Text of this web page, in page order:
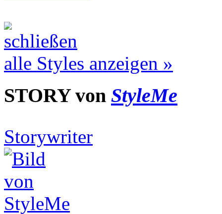
alle Styles anzeigen »
STORY von StyleMe
Storywriter